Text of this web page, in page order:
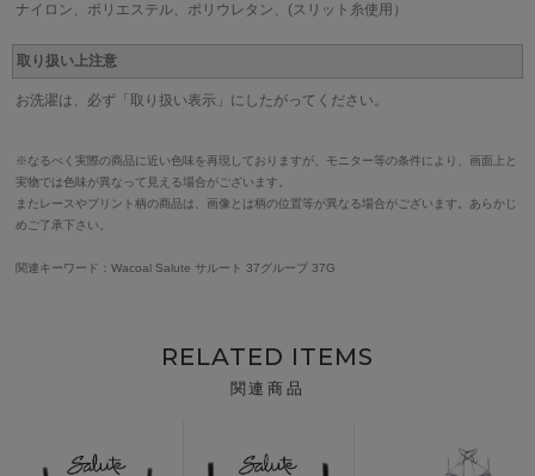
ナイロン、ポリエステル、ポリウレタン、(スリット糸使用）
取り扱い上注意
お洗濯は、必ず「取り扱い表示」にしたがってください。
※なるべく実際の商品に近い色味を再現しておりますが、モニター等の条件により、画面上と
実物では色味が異なって見える場合がございます。
またレースやプリント柄の商品は、画像とは柄の位置等が異なる場合がございます。あらかじ
めご了承下さい。
関連キーワード：Wacoal Salute サルート 37グループ 37G
RELATED ITEMS
関連商品